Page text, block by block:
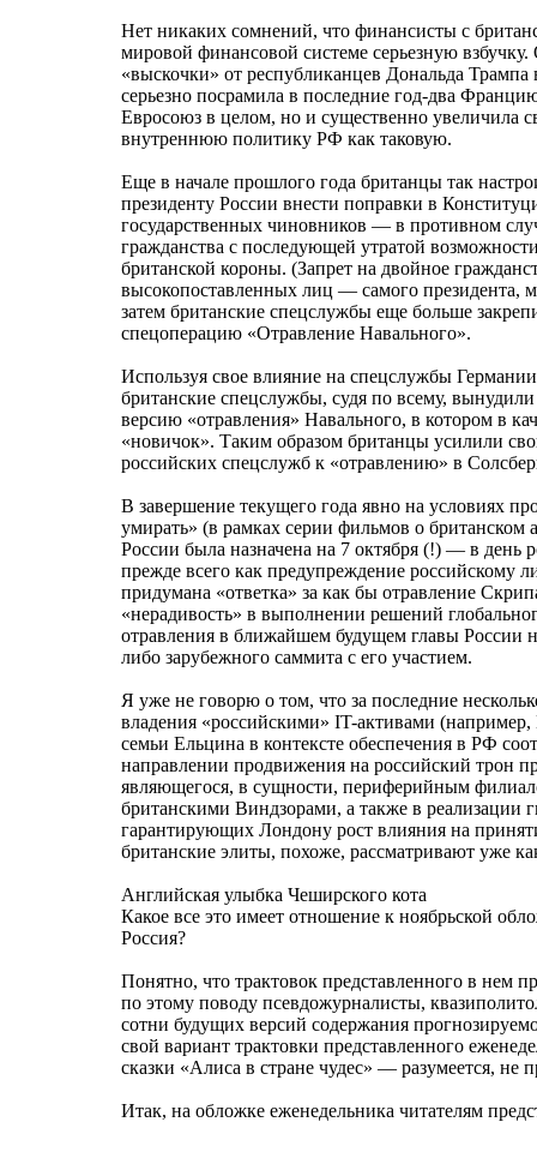
Нет никаких сомнений, что финансисты с
мировой финансовой системе серьезную
«выскочки» от республиканцев Дональда
серьезно посрамила в последние год-два
Евросоюз в целом, но и существенно увеличила
внутреннюю политику РФ как таковую.
Еще в начале прошлого года британцы так
президенту России внести поправки в
государственных чиновников — в противном
гражданства с последующей утратой
британской короны. (Запрет на двойное
высокопоставленных лиц — самого президента,
затем британские спецслужбы еще больше
спецоперацию «Отравление Навального».
Используя свое влияние на спецслужбы
британские спецслужбы, судя по всему,
версию «отравления» Навального, в котором в
«новичок». Таким образом британцы усилили
российских спецслужб к «отравлению» в
В завершение текущего года явно на условиях
умирать» (в рамках серии фильмов о британском
России была назначена на 7 октября (!) — в
прежде всего как предупреждение российскому
придумана «ответка» за как бы отравление
«нерадивость» в выполнении решений
отравления в ближайшем будущем главы России
либо зарубежного саммита с его участием.
Я уже не говорю о том, что за последние
владения «российскими» IT-активами
семьи Ельцина в контексте обеспечения в РФ
направлении продвижения на российский трон
являющегося, в сущности, периферийным
британскими Виндзорами, а также в реализации
гарантирующих Лондону рост влияния на
британские элиты, похоже, рассматривают уже
Английская улыбка Чеширского кота
Какое все это имеет отношение к ноябрьской
Россия?
Понятно, что трактовок представленного в нем
по этому поводу псевдожурналисты,
сотни будущих версий содержания
свой вариант трактовки представленного
сказки «Алиса в стране чудес» — разумеется, не
Итак, на обложке еженедельника читателям